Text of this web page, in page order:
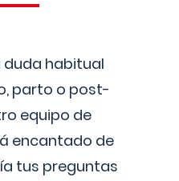
duda habitual
parto o post-
equipo de
encantado de
tus preguntas